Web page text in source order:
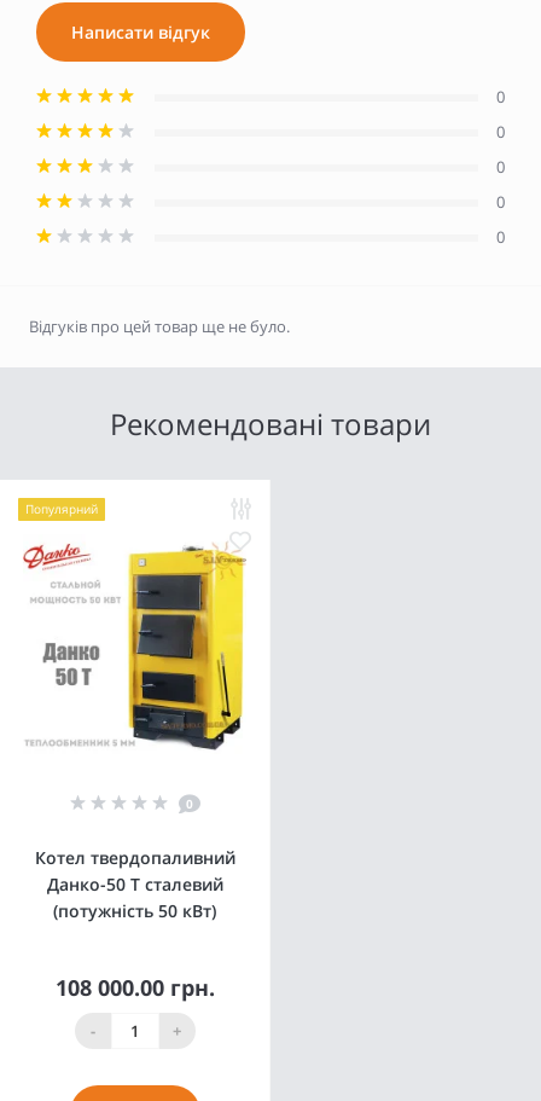
Написати відгук
0
0
0
0
0
Відгуків про цей товар ще не було.
Рекомендовані товари
Популярний
0
Котел твердопаливний
Данко-50 Т сталевий
(потужність 50 кВт)
108 000.00 грн.
- +